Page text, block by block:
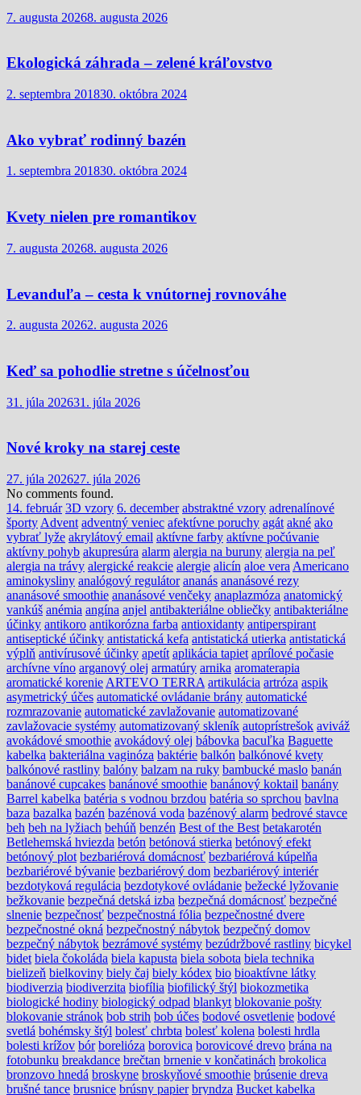
7. augusta 20268. augusta 2026
Ekologická záhrada – zelené kráľovstvo
2. septembra 201830. októbra 2024
Ako vybrať rodinný bazén
1. septembra 201830. októbra 2024
Kvety nielen pre romantikov
7. augusta 20268. augusta 2026
Levanduľa – cesta k vnútornej rovnováhe
2. augusta 20262. augusta 2026
Keď sa pohodlie stretne s účelnosťou
31. júla 202631. júla 2026
Nové kroky na starej ceste
27. júla 202627. júla 2026
No comments found.
14. február 3D vzory 6. december abstraktné vzory adrenalínové
športy Advent adventný veniec afektívne poruchy agát akné ako
vybrať lyže akrylátový email aktívne farby aktívne počúvanie
aktívny pohyb akupresúra alarm alergia na buruny alergia na peľ
alergia na trávy alergické reakcie alergie alicín aloe vera Americano
aminokysliny analógový regulátor ananás ananásové rezy
ananásové smoothie ananásové venčeky anaplazmóza anatomický
vankúš anémia angína anjel antibakteriálne obliečky antibakteriálne
účinky antikoro antikorózna farba antioxidanty antiperspirant
antiseptické účinky antistatická kefa antistatická utierka antistatická
výplň antivírusové účinky apetít aplikácia tapiet aprílové počasie
archívne víno arganový olej armatúry arnika aromaterapia
aromatické korenie ARTEVO TERRA artikulácia artróza aspik
asymetrický účes automatické ovládanie brány automatické
rozmrazovanie automatické zavlažovanie automatizované
zavlažovacie systémy automatizovaný skleník autoprístrešok aviváž
avokádové smoothie avokádový olej bábovka bacuľka Baguette
kabelka bakteriálna vaginóza baktérie balkón balkónové kvety
balkónové rastliny balóny balzam na ruky bambucké maslo banán
banánové cupcakes banánové smoothie banánový koktail banány
Barrel kabelka batéria s vodnou brzdou batéria so sprchou bavlna
baza bazalka bazén bazénová voda bazénový alarm bedrové stavce
beh beh na lyžiach behúň benzén Best of the Best betakarotén
Betlehemská hviezda betón betónová stierka betónový efekt
betónový plot bezbariérová domácnosť bezbariérová kúpelňa
bezbariérové bývanie bezbariérový dom bezbariérový interiér
bezdotyková regulácia bezdotykové ovládanie bežecké lyžovanie
bežkovanie bezpečná detská izba bezpečná domácnosť bezpečné
slnenie bezpečnosť bezpečnostná fólia bezpečnostné dvere
bezpečnostné okná bezpečnostný nábytok bezpečný domov
bezpečný nábytok bezrámové systémy bezúdržbové rastliny bicykel
bidet biela čokoláda biela kapusta biela sobota biela technika
bielizeň bielkoviny biely čaj biely kódex bio bioaktívne látky
biodiverzia biodiverzita biofília biofilický štýl biokozmetika
biologické hodiny biologický odpad blankyt blokovanie pošty
blokovanie stránok bob strih bob účes bodové osvetlenie bodové
svetlá bohémsky štýl bolesť chrbta bolesť kolena bolesti hrdla
bolesti krížov bór borelióza borovica borovicové drevo brána na
fotobunku breakdance brečtan brnenie v končatinách brokolica
bronzovo hnedá broskyne broskyňové smoothie brúsenie dreva
brušné tance brusnice brúsny papier bryndza Bucket kabelka